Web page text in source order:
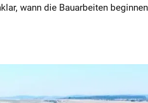
wann die Bauarbeiten